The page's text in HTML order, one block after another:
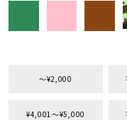
〜¥2,000
¥4,001〜¥5,000